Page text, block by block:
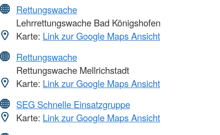
Rettungswache
Lehrrettungswache Bad Königshofen
Karte: Link zur Google Maps Ansicht
Rettungswache
Rettungswache Mellrichstadt
Karte: Link zur Google Maps Ansicht
SEG Schnelle Einsatzgruppe
Karte: Link zur Google Maps Ansicht